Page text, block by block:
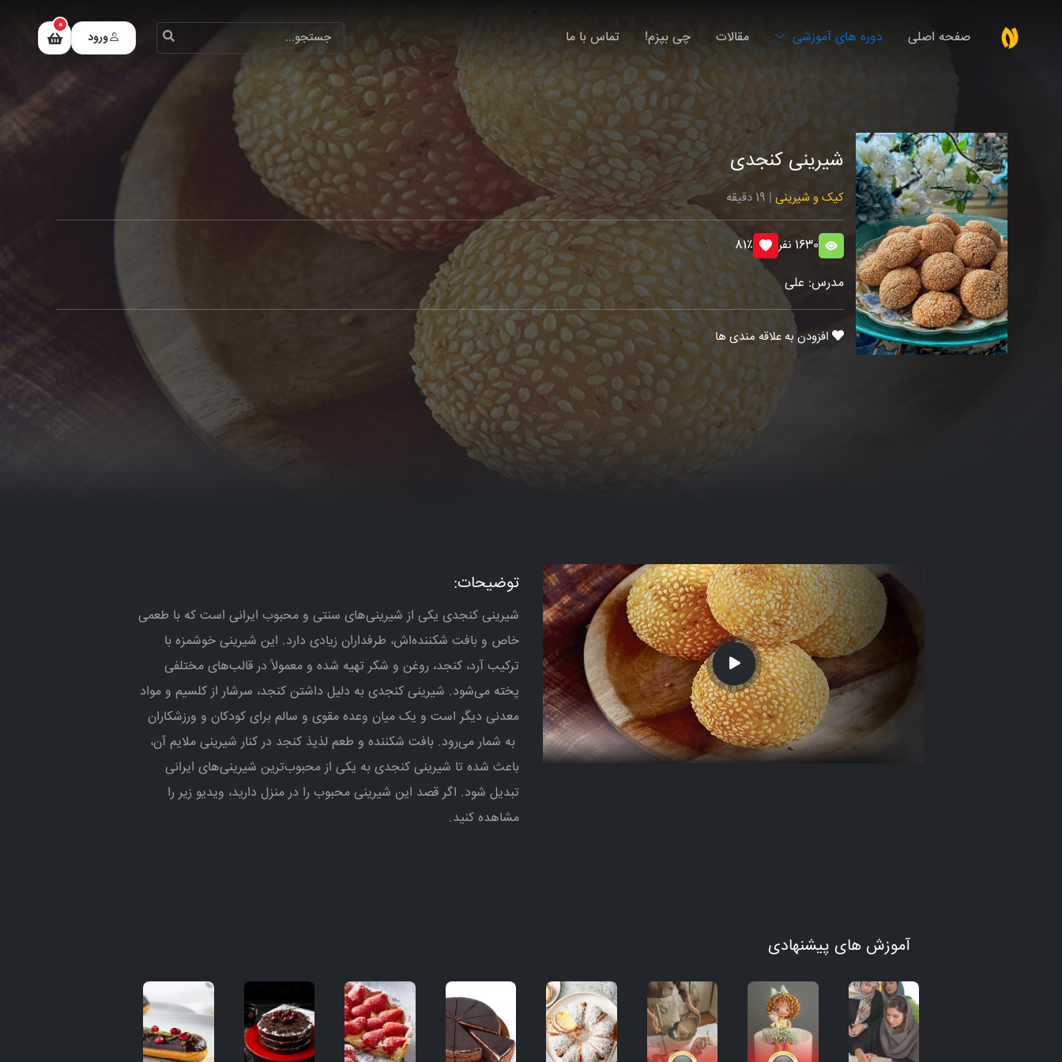
صفحه اصلی دوره های آموزشی مقالات چی بپزم! تماس با ما ورود
0
شیرینی کنجدی
کیک و شیرینی | 19 دقیقه
1630 نفر 81٪
مدرس: علی
افزودن به علاقه مندی ها
توضیحات:
شیرینی کنجدی یکی از شیرینی‌های سنتی و محبوب ایرانی است که با طعمی
خاص و بافت شکننده‌اش، طرفداران زیادی دارد. این شیرینی خوشمزه با
ترکیب آرد، کنجد، روغن و شکر تهیه شده و معمولاً در قالب‌های مختلفی
پخته می‌شود. شیرینی کنجدی به دلیل داشتن کنجد، سرشار از کلسیم و مواد
معدنی دیگر است و یک میان وعده مقوی و سالم برای کودکان و ورزشکاران
به شمار می‌رود. بافت شکننده و طعم لذیذ کنجد در کنار شیرینی ملایم آن،
باعث شده تا شیرینی کنجدی به یکی از محبوب‌ترین شیرینی‌های ایرانی
تبدیل شود. اگر قصد این شیرینی محبوب را در منزل دارید، ویدیو زیر را
مشاهده کنید.
آموزش های پیشنهادی